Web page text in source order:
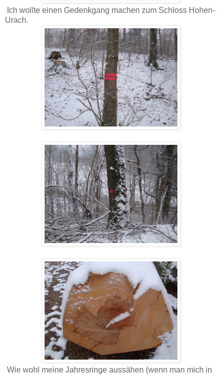
Ich wollte einen Gedenkgang machen zum Schloss Hohen-
Urach.
Wie wohl meine Jahresringe aussähen (wenn man mich in